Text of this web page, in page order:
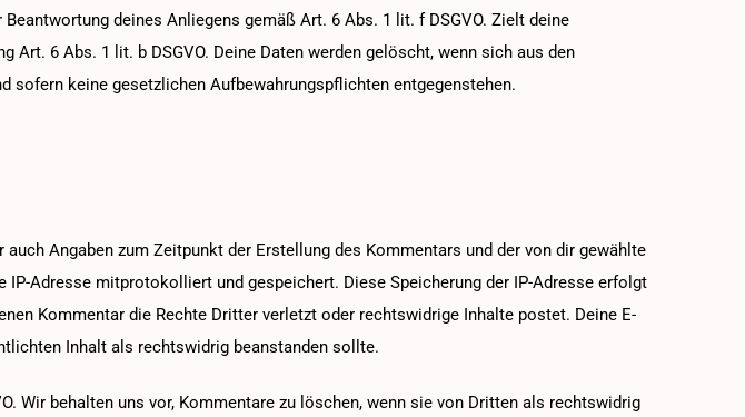
deines Anliegens gemäß Art. 6 Abs. 1 lit. f DSGVO. Zielt deine
6 Abs. 1 lit. b DSGVO. Deine Daten werden gelöscht, wenn sich aus den
sofern keine gesetzlichen Aufbewahrungspflichten entgegenstehen.
Angaben zum Zeitpunkt der Erstellung des Kommentars und der von dir gewählte
Adresse mitprotokolliert und gespeichert. Diese Speicherung der IP-Adresse erfolgt
Kommentar die Rechte Dritter verletzt oder rechtswidrige Inhalte postet. Deine E-
Inhalt als rechtswidrig beanstanden sollte.
Wir behalten uns vor, Kommentare zu löschen, wenn sie von Dritten als rechtswidrig